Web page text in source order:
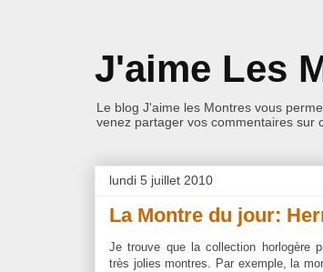
J'aime Les
Le blog J'aime les Montres vous
venez partager vos commentaires sur
lundi 5 juillet 2010
La Montre du jour:
Je trouve que la collection horlogère
très jolies montres. Par exemple, la